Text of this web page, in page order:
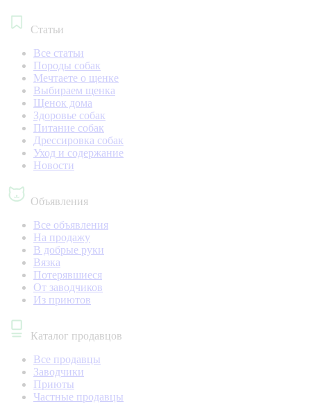
Статьи
Все статьи
Породы собак
Мечтаете о щенке
Выбираем щенка
Щенок дома
Здоровье собак
Питание собак
Дрессировка собак
Уход и содержание
Новости
Объявления
Все объявления
На продажу
В добрые руки
Вязка
Потерявшиеся
От заводчиков
Из приютов
Каталог продавцов
Все продавцы
Заводчики
Приюты
Частные продавцы